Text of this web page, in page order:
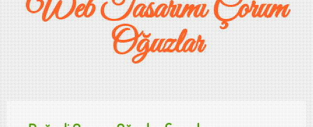
Web Tasarımı Çorum
Oğuzlar